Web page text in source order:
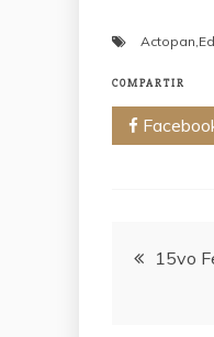
Actopan
COMPARTIR
15vo